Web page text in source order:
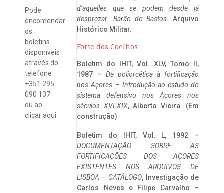
Pode
encomendar
os
boletins
disponíveis
através do
telefone
+351 295
090 137
ou ao
clicaraqui
d’aquelles que se podem desde já
desprezar. Barão de Bastos. Arquivo
Histórico Militar.
Forte dos Coelhos
Boletim do IHIT, Vol. XLV, Tomo II,
1987 – Da poliorcética à fortificação
nos Açores – Introdução ao estudo do
sistema defensivo nos Açores nos
séculos XVI-XIX, Alberto Vieira. (Em
construção)
Boletim do IHIT, Vol. L, 1992 –
DOCUMENTAÇÃO SOBRE AS
FORTIFICAÇÕES DOS AÇORES
EXISTENTES NOS ARQUIVOS DE
LISBOA – CATÁLOGO, Investigação de
Carlos Neves e Filipe Carvalho –